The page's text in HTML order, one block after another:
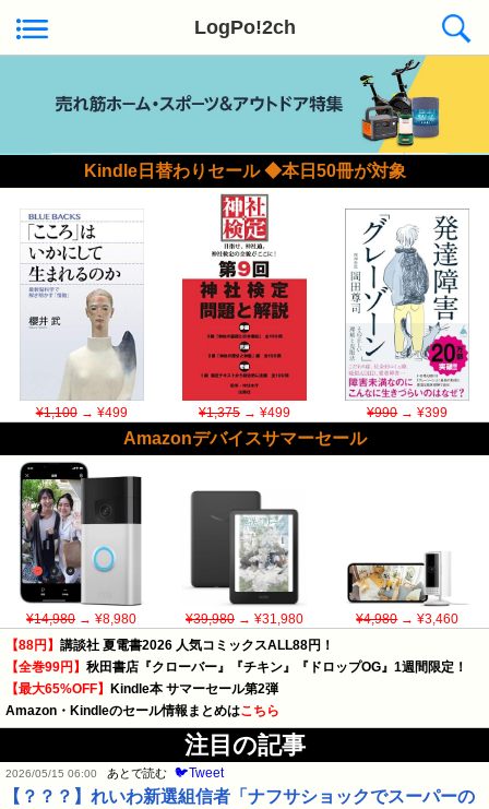
LogPo!2ch
Kindle日替わりセール ◆本日50冊が対象
¥1,100→ ¥499 ¥1,375→ ¥499 ¥990→ ¥399
Amazonデバイスサマーセール
¥14,980→ ¥8,980 ¥39,980→ ¥31,980 ¥4,980→ ¥3,460
【88円】 講談社 夏電書2026 人気コミックスALL88円！
【全巻99円】 秋田書店『クローバー』『チキン』『ドロップOG』1週間限定！
【最大65%OFF】
Kindle本 サマーセール第2弾
Amazon・Kindleのセール情報まとめはこちら
注目の記事
2026/05/15 06:00 あとで読む 🐦Tweet
【？？？】れいわ新選組信者「ナフサショックでスーパーの